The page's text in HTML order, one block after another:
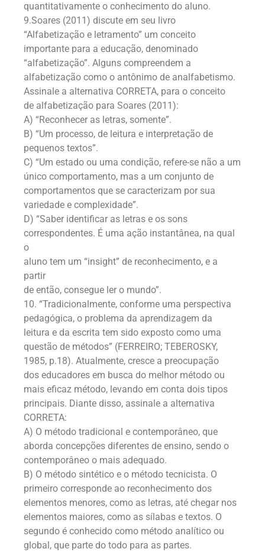
quantitativamente o conhecimento do aluno.
9.Soares (2011) discute em seu livro
“Alfabetização e letramento” um conceito
importante para a educação, denominado
“alfabetização”. Alguns compreendem a
alfabetização como o antônimo de analfabetismo.
Assinale a alternativa CORRETA, para o conceito
de alfabetização para Soares (2011):
A) “Reconhecer as letras, somente”.
B) “Um processo, de leitura e interpretação de
pequenos textos”.
C) “Um estado ou uma condição, refere-se não a um
único comportamento, mas a um conjunto de
comportamentos que se caracterizam por sua
variedade e complexidade”.
D) “Saber identificar as letras e os sons
correspondentes. É uma ação instantânea, na qual
o
aluno tem um “insight” de reconhecimento, e a
partir
de então, consegue ler o mundo”.
10. “Tradicionalmente, conforme uma perspectiva
pedagógica, o problema da aprendizagem da
leitura e da escrita tem sido exposto como uma
questão de métodos” (FERREIRO; TEBEROSKY,
1985, p.18). Atualmente, cresce a preocupação
dos educadores em busca do melhor método ou
mais eficaz método, levando em conta dois tipos
principais. Diante disso, assinale a alternativa
CORRETA:
A) O método tradicional e contemporâneo, que
aborda concepções diferentes de ensino, sendo o
contemporâneo o mais adequado.
B) O método sintético e o método tecnicista. O
primeiro corresponde ao reconhecimento dos
elementos menores, como as letras, até chegar nos
elementos maiores, como as sílabas e textos. O
segundo é conhecido como método analítico ou
global, que parte do todo para as partes.